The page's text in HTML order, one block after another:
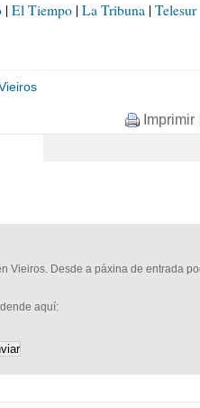
| El Tiempo | La Tribuna | Telesur
Imprimir
Vieiros. Desde a páxina de entrada
aquí: